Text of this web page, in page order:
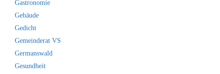
Gastronomie
Gebäude
Gedicht
Gemeinderat VS
Germanswald
Gesundheit